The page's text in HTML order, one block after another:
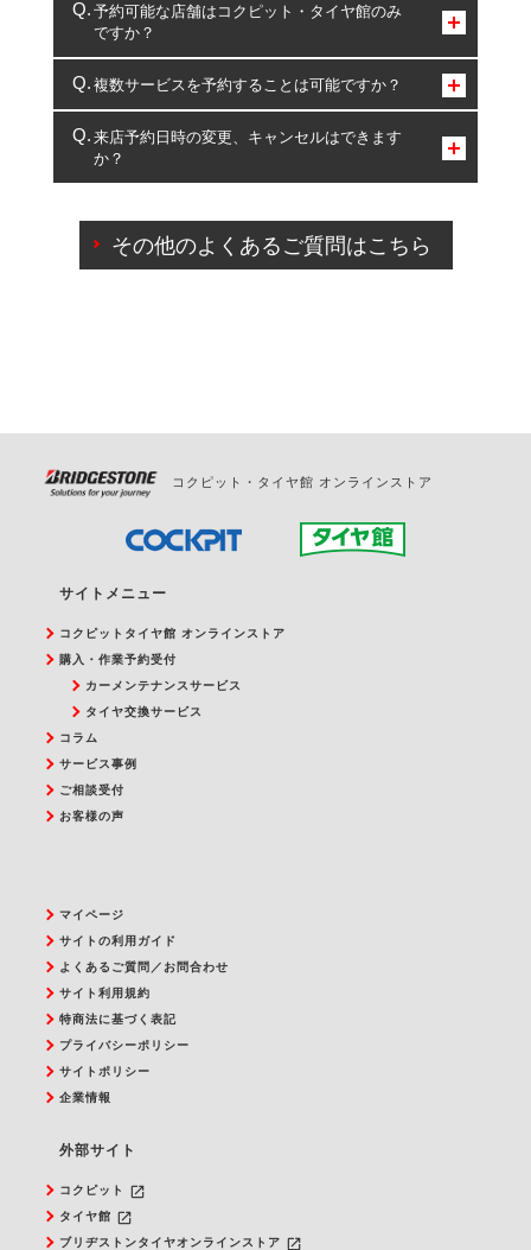
予約可能な店舗はコクピット・タイヤ館のみ
ですか？
コクピット・タイヤ館のみとなります。
複数サービスを予約することは可能ですか？
複数サービスのご予約は可能です。
一部の商品・サービスの組み合わせに限り、同時にご予約が
出来ないものもございます。
来店予約日時の変更、キャンセルはできます
か？
ご来店予約日の3営業日前を過ぎている場合のご予約
の日時変更につきましては、直接ご予約の店舗まで
その他のよくあるご質問はこちら
コクピット・タイヤ館 オンラインストア
サイトメニュー
コクピットタイヤ館 オンラインストア
購入・作業予約受付
カーメンテナンスサービス
タイヤ交換サービス
コラム
サービス事例
ご相談受付
お客様の声
マイページ
サイトの利用ガイド
よくあるご質問／お問合わせ
サイト利用規約
特商法に基づく表記
プライバシーポリシー
サイトポリシー
企業情報
外部サイト
コクピット launch
タイヤ館 launch
ブリヂストンタイヤオンラインストア launch